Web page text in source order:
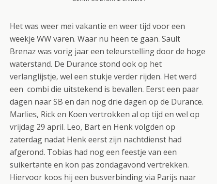
Het was weer mei vakantie en weer tijd voor een
weekje WW varen. Waar nu heen te gaan. Sault
Brenaz was vorig jaar een teleurstelling door de hoge
waterstand. De Durance stond ook op het
verlanglijstje, wel een stukje verder rijden. Het werd
een combi die uitstekend is bevallen. Eerst een paar
dagen naar SB en dan nog drie dagen op de Durance.
Marlies, Rick en Koen vertrokken al op tijd en wel op
vrijdag 29 april. Leo, Bart en Henk volgden op
zaterdag nadat Henk eerst zijn nachtdienst had
afgerond. Tobias had nog een feestje van een
suikertante en kon pas zondagavond vertrekken.
Hiervoor koos hij een busverbinding via Parijs naar